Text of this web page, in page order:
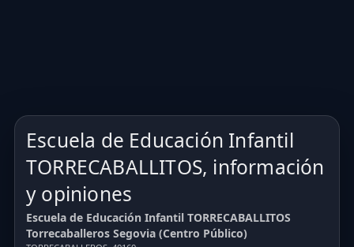
Escuela de Educación Infantil
TORRECABALLITOS, información
y opiniones
Escuela de Educación Infantil TORRECABALLITOS
Torrecaballeros Segovia (Centro Público)